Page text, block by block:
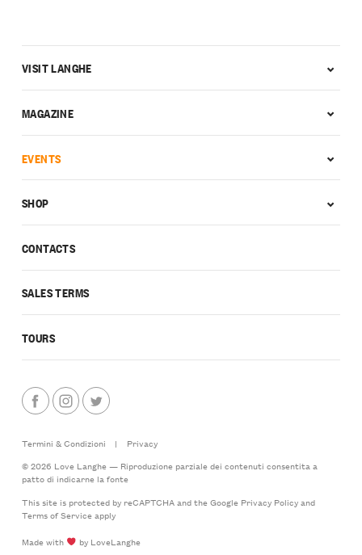
CONTACTS
SALES TERMS
TOURS
VISIT LANGHE
MAGAZINE
EVENTS
SHOP
Termini & Condizioni |
Privacy
© 2026 Love Langhe — Riproduzione parziale dei contenuti consentita a
patto di indicarne la fonte
This site is protected by reCAPTCHA and the Google Privacy Policyand
Terms of Serviceapply
Made with
by LoveLanghe